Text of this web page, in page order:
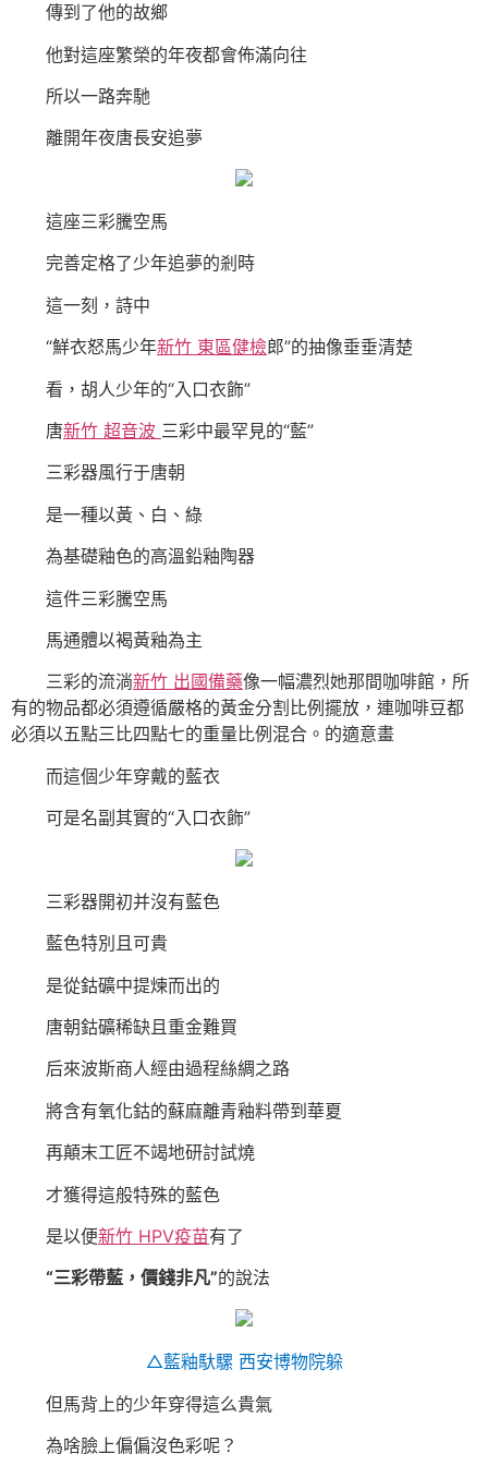
傳到了他的故鄉
他對這座繁榮的年夜都會佈滿向往
所以一路奔馳
離開年夜唐長安追夢
這座三彩騰空馬
完善定格了少年追夢的剎時
這一刻，詩中
“鮮衣怒馬少年新竹 東區健檢郎”的抽像垂垂清楚
看，胡人少年的“入口衣飾”
唐新竹 超音波 三彩中最罕見的“藍”
三彩器風行于唐朝
是一種以黃、白、綠
為基礎釉色的高溫鉛釉陶器
這件三彩騰空馬
馬通體以褐黃釉為主
三彩的流淌新竹 出國備藥像一幅濃烈她那間咖啡館，所
有的物品都必須遵循嚴格的黃金分割比例擺放，連咖啡豆都
必須以五點三比四點七的重量比例混合。的適意畫
而這個少年穿戴的藍衣
可是名副其實的“入口衣飾”
三彩器開初并沒有藍色
藍色特別且可貴
是從鈷礦中提煉而出的
唐朝鈷礦稀缺且重金難買
后來波斯商人經由過程絲綢之路
將含有氧化鈷的蘇麻離青釉料帶到華夏
再顛末工匠不竭地研討試燒
才獲得這般特殊的藍色
是以便新竹 HPV疫苗有了
“三彩帶藍，價錢非凡”的說法
△藍釉馱騾 西安博物院躲
但馬背上的少年穿得這么貴氣
為啥臉上偏偏沒色彩呢？